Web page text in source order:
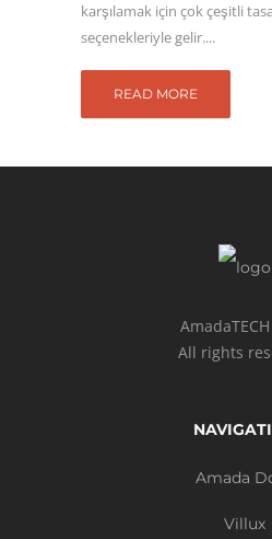
karşılamak için çok çeşitli
seçenekleriyle gelir....
READ MORE
All rights
Amada
Villux